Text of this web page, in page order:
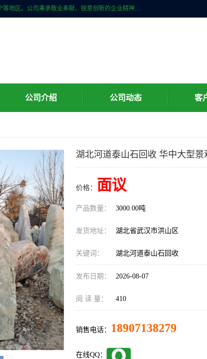
武汉明石石业公司主营景观石，门牌石，刻字石，泰山石,村牌石等，服务范围主要有：武汉，咸宁等地区。公司秉承敬业奉献、锐意创新的企业精神，从无到有，从小到大，以一种产业报国的创业精神，竭诚为客户提供服务，为社会设计财富。
公司介绍 公司动态 客
湖北河道泰山石回收 华中大型景
价格： 面议
产品数量： 3000.00吨
发货地址： 湖北省武汉市洪山区
关键词： 湖北河道泰山石回收
发布日期： 2026-08-07
阅 读 量： 410
销售电话： 18907138279
在线QQ：